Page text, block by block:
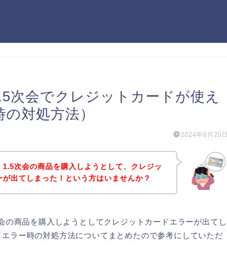
次会でクレジットカードが使え
対処方法）
2024年6月25日
1.5次会の商品を購入しようとして、クレジッ
が出てしまった！という方はいませんか？
の商品を購入しようとしてクレジットカードエラーが出てし
ラー時の対処方法についてまとめたので参考にしていただ